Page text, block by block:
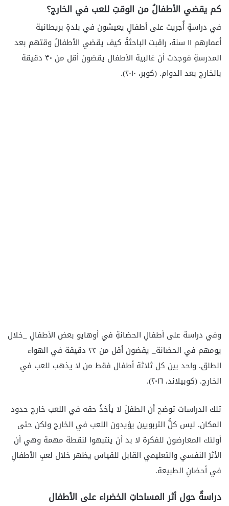
كم يقضي الأطفالُ من الوقتِ للعب في الخارج؟
في دراسةٍ أُجريت على أطفالٍ يعيشون في بلدةٍ بريطانية
أعمارهم ١١ سنة، راقبت الباحثةُ كيف يقضي الأطفالُ وقتهم بعد
المدرسةِ فوجدت أن غالبية الأطفال يقضون أقل من ٣٠ دقيقة
بالخارج بعد الدوام. (كوبر، ٢٠١٠).
وفي دراسة على أطفالِ الحضانةِ في أوهايو بعض الأطفالِ _خلال
يومهم في الحضانة_ يقضون أقل من ٢٣ دقيقة في الهواء
الطلق. واحد بين كل ثلاثة أطفال فقط من لا يذهب للعب في
الخارج. (كوبيلاند، ٢٠١٦).
تلك الدراسات توضح أن الطفلَ لا يأخذُ حقه في اللعب خارج حدود
المكان. ليس كلُّ التربويين يؤيدون اللعب في الخارج ولكن حتى
أولئك المعارضون للفكرة لا بد أن ينتبهوا لنقطة مهمة وهي أن
الأثرَ النفسي والتعليمي القابل للقياس يظهر خلال لعبِ الأطفالِ
في أحضانِ الطبيعة.
دراسةٌ حول أثر المساحاتِ الخضراء على الأطفال